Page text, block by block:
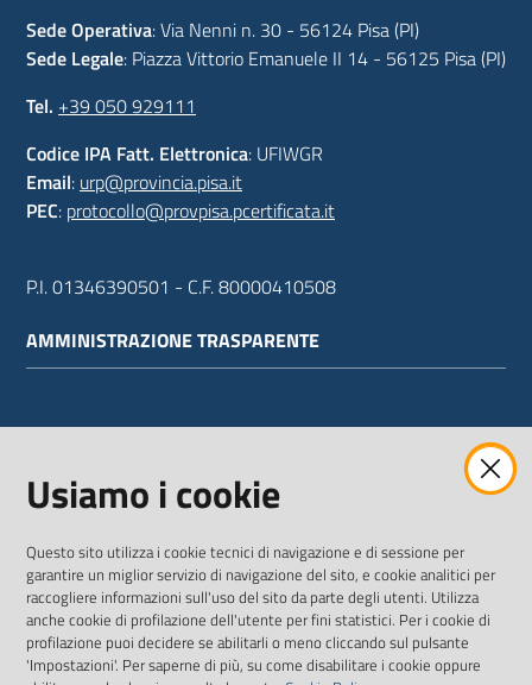
Sede Operativa: Via Nenni n. 30 - 56124 Pisa (PI)
Sede Legale: Piazza Vittorio Emanuele II 14 - 56125 Pisa (PI)
Tel. +39 050 929111
Codice IPA Fatt. Elettronica: UFIWGR
Email: urp@provincia.pisa.it
PEC: protocollo@provpisa.pcertificata.it
P.I. 01346390501 - C.F. 80000410508
AMMINISTRAZIONE TRASPARENTE
SEGUICI SU
TwitterFacebookYoutube
Usiamo i cookie
Questo sito utilizza i cookie tecnici di navigazione e di sessione per
garantire un miglior servizio di navigazione del sito, e cookie analitici per
raccogliere informazioni sull'uso del sito da parte degli utenti. Utilizza
anche cookie di profilazione dell'utente per fini statistici. Per i cookie di
profilazione puoi decidere se abilitarli o meno cliccando sul pulsante
'Impostazioni'. Per saperne di più, su come disabilitare i cookie oppure